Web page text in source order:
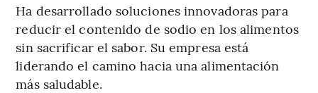
Ha desarrollado soluciones innovadoras para
reducir el contenido de sodio en los alimentos
sin sacrificar el sabor. Su empresa está
liderando el camino hacia una alimentación
más saludable.